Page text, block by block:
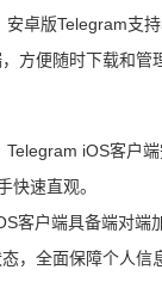
安卓版Telegram支
方便随时下载和管
Telegram iOS客户
快速直观。
客户端具备端对端
，全面保障个人信